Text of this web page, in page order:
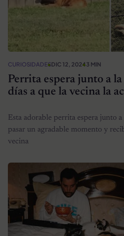
CURIOSIDADESDIC 12, 20243 MIN
Perrita espera junto a la
días a que la vecina la
Esta adorable perrita espera junto
pasar un agradable momento y
vecina